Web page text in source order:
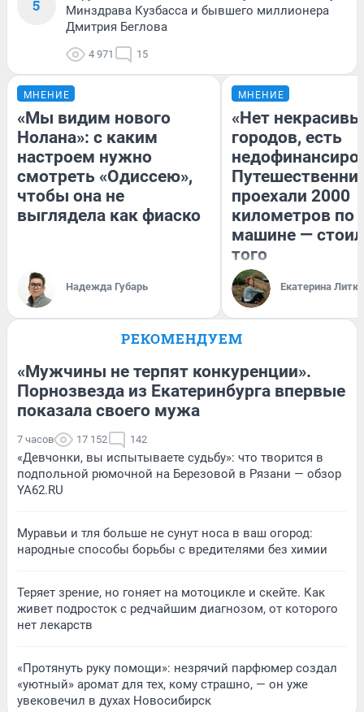
5
Минздрава Кузбасса и бывшего миллионера
Дмитрия Беглова
4 971 15
МНЕНИЕ
«Мы видим нового
Нолана»: с каким
настроем нужно
смотреть «Одиссею»,
чтобы она не
выглядела как фиаско
Надежда Губарь
МНЕНИЕ
«Нет
городов, есть
проехали 2000
километров по
машине —
того
Екатерина
РЕКОМЕНДУЕМ
«Мужчины не терпят конкуренции».
Порнозвезда из Екатеринбурга впервые
показала своего мужа
7 часов 17 152 142
«Девчонки, вы испытываете судьбу»: что творится в
подпольной рюмочной на Березовой в Рязани — обзор
YA62.RU
Муравьи и тля больше не сунут носа в ваш огород:
народные способы борьбы с вредителями без химии
Теряет зрение, но гоняет на мотоцикле и скейте. Как
живет подросток с редчайшим диагнозом, от которого
нет лекарств
«Протянуть руку помощи»: незрячий парфюмер создал
«уютный» аромат для тех, кому страшно, — он уже
увековечил в духах Новосибирск